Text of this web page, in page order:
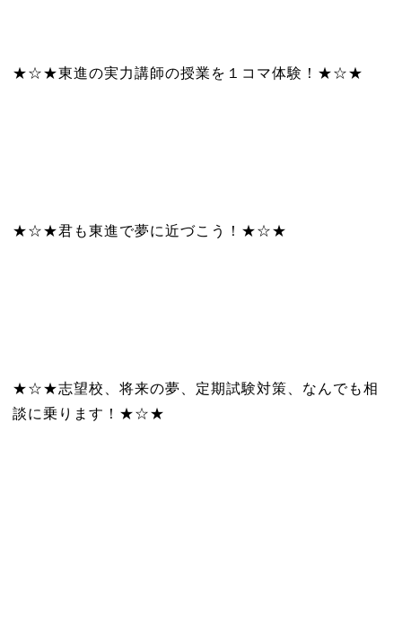
★☆★東進の実力講師の授業を１コマ体験！★☆★
★☆★君も東進で夢に近づこう！★☆★
★☆★志望校、将来の夢、定期試験対策、なんでも相
談に乗ります！★☆★